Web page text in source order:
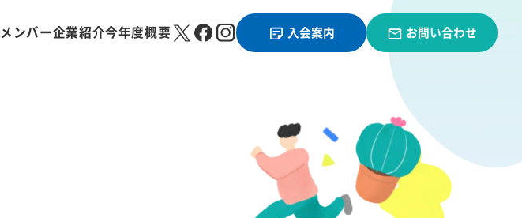
メンバー企業紹介今年度概要 入会案内 お問い合わせ